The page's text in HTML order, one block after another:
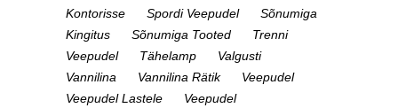
Kontorisse
Spordi Veepudel
Sõnumiga
Kingitus
Sõnumiga Tooted
Trenni
Veepudel
Tähelamp
Valgusti
Vannilina
Vannilina Rätik
Veepudel
Veepudel Lastele
Veepudel